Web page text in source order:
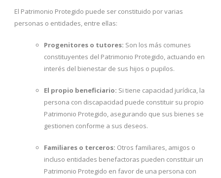
El Patrimonio Protegido puede ser constituido por varias
personas o entidades, entre ellas:
Progenitores o tutores: Son los más comunes
constituyentes del Patrimonio Protegido, actuando en
interés del bienestar de sus hijos o pupilos.
El propio beneficiario: Si tiene capacidad jurídica, la
persona con discapacidad puede constituir su propio
Patrimonio Protegido, asegurando que sus bienes se
gestionen conforme a sus deseos.
Familiares o terceros: Otros familiares, amigos o
incluso entidades benefactoras pueden constituir un
Patrimonio Protegido en favor de una persona con